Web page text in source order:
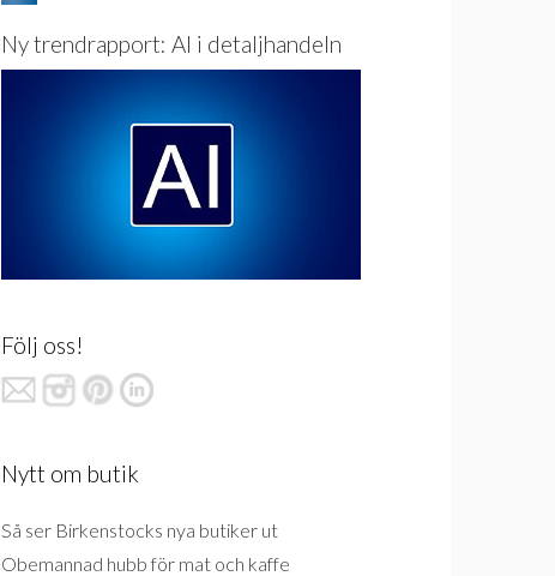
Ny trendrapport: AI i detaljhandeln
Följ oss!
Nytt om butik
Så ser Birkenstocks nya butiker ut
Obemannad hubb för mat och kaffe